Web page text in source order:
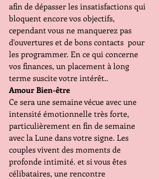
afin de dépasser les insatisfactions qui
bloquent encore vos objectifs,
cependant vous ne manquerez pas
d'ouvertures et de bons contacts  pour
les programmer. En ce qui concerne
vos finances, un placement à long
terme suscite votre intérêt..
Amour Bien-être
Ce sera une semaine vécue avec une
intensité émotionnelle très forte,
particulièrement en fin de semaine
avec la Lune dans votre signe. Les
couples vivent des moments de
profonde intimité. et si vous êtes
célibataires, une rencontre